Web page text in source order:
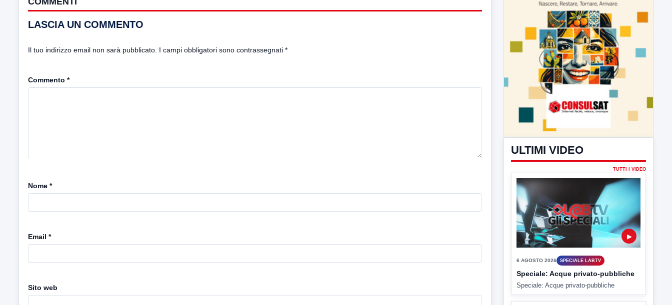
LASCIA UN COMMENTO
Il tuo indirizzo email non sarà pubblicato. I campi obbligatori sono contrassegnati *
Commento *
Nome *
Email *
Sito web
ULTIMI VIDEO
6 AGOSTO 2026 SPECIALE LABTV
Speciale: Acque privato-pubbliche
Speciale: Acque privato-pubbliche